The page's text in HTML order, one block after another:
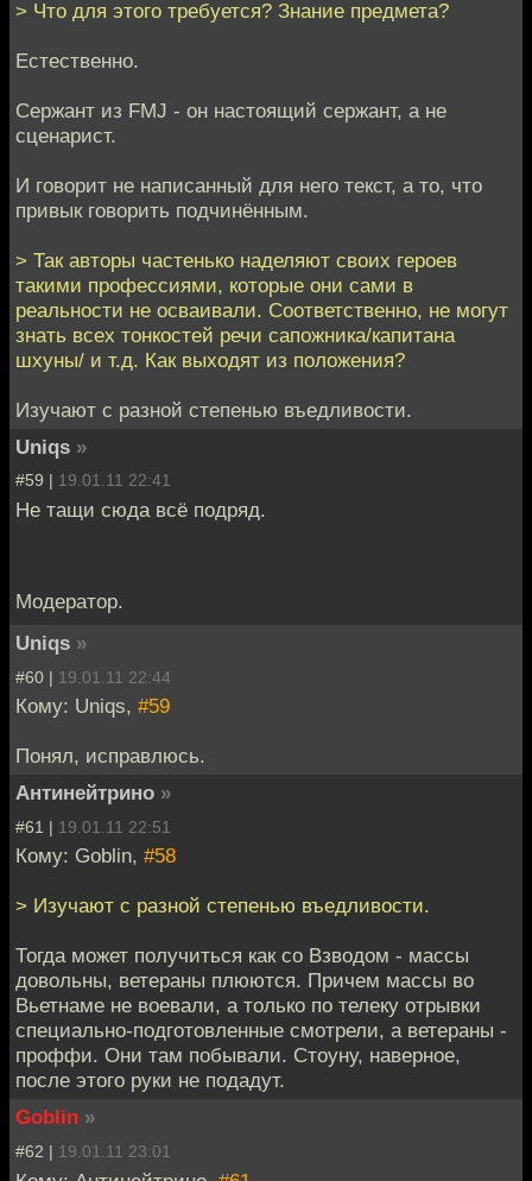
> Что для этого требуется? Знание предмета?
Естественно.
Сержант из FMJ - он настоящий сержант, а не
сценарист.
И говорит не написанный для него текст, а то, что
привык говорить подчинённым.
> Так авторы частенько наделяют своих героев
такими профессиями, которые они сами в
реальности не осваивали. Соответственно, не могут
знать всех тонкостей речи сапожника/капитана
шхуны/ и т.д. Как выходят из положения?
Изучают с разной степенью въедливости.
Uniqs »
#59 | 19.01.11 22:41
Не тащи сюда всё подряд.
Модератор.
Uniqs »
#60 | 19.01.11 22:44
Кому: Uniqs, #59
Понял, исправлюсь.
Антинейтрино »
#61 | 19.01.11 22:51
Кому: Goblin, #58
> Изучают с разной степенью въедливости.
Тогда может получиться как со Взводом - массы
довольны, ветераны плюются. Причем массы во
Вьетнаме не воевали, а только по телеку отрывки
специально-подготовленные смотрели, а ветераны -
проффи. Они там побывали. Стоуну, наверное,
после этого руки не подадут.
Goblin »
#62 | 19.01.11 23:01